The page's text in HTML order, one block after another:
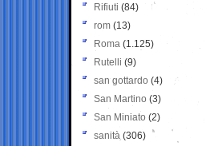
Rifiuti (84)
rom (13)
Roma (1.125)
Rutelli (9)
san gottardo (4)
San Martino (3)
San Miniato (2)
sanità (306)